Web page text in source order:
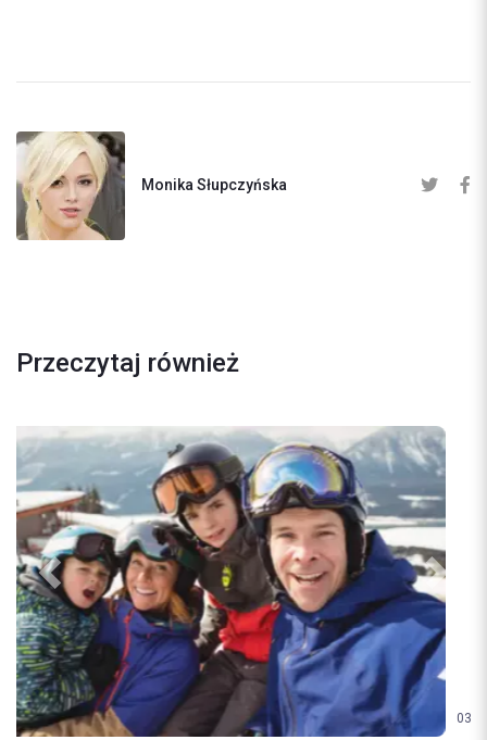
Monika Słupczyńska
Przeczytaj również
03/01/2025 Expert Compero
Previous Next